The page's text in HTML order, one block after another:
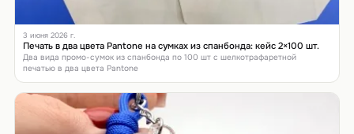
3 июня 2026 г.
Печать в два цвета Pantone на сумках из спанбонда: кейс 2×100 шт.
Два вида промо-сумок из спанбонда по 100 шт с шелкотрафаретной
печатью в два цвета Pantone